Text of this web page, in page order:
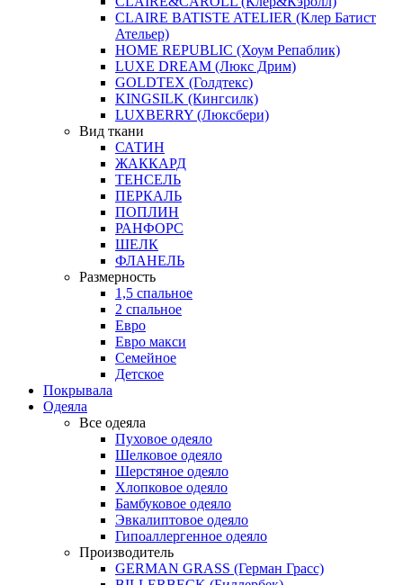
CLAIRE BATISTE ATELIER (Клер Батист
Ательер)
HOME REPUBLIC (Хоум Репаблик)
LUXE DREAM (Люкс Дрим)
GOLDTEX (Голдтекс)
KINGSILK (Кингсилк)
LUXBERRY (Люксбери)
Вид ткани
САТИН
ЖАККАРД
ТЕНСЕЛЬ
ПЕРКАЛЬ
ПОПЛИН
РАНФОРС
ШЕЛК
ФЛАНЕЛЬ
Размерность
1,5 спальное
2 спальное
Евро
Евро макси
Семейное
Детское
Покрывала
Одеяла
Все одеяла
Пуховое одеяло
Шелковое одеяло
Шерстяное одеяло
Хлопковое одеяло
Бамбуковое одеяло
Эвкалиптовое одеяло
Гипоаллергенное одеяло
Производитель
GERMAN GRASS (Герман Грасс)